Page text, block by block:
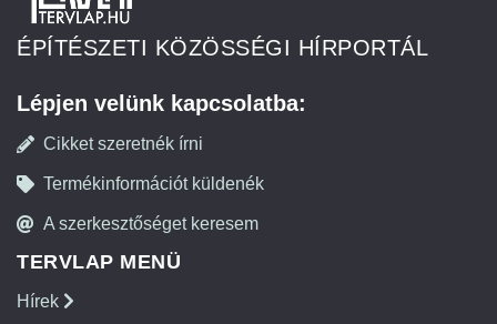
ÉPÍTÉSZETI KÖZÖSSÉGI HÍRPORTÁL
Lépjen velünk kapcsolatba:
Cikket szeretnék írni
Termékinformációt küldenék
A szerkesztőséget keresem
TERVLAP MENÜ
Hírek